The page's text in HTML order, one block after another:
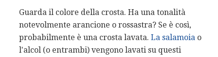
Guarda il colore della crosta. Ha una tonalità
notevolmente arancione o rossastra? Se è così,
probabilmente è una crosta lavata. La salamoia o
l'alcol (o entrambi) vengono lavati su questi